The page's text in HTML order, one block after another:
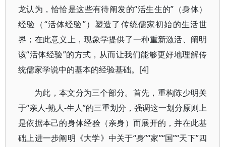
龙认为，恰恰是这些有待阐发的“活生生的”（身体）
经验（“活体经验”）塑造了传统儒家初始的生活世
界；在此意义上，现象学提供了一种重新激活、阐明
该“活体经验”的方式，从而让我们能够更好地理解传
统儒家学说中的基本的经验基础。[4]
为此，本文分为三个部分。首先，重构陈少明关
于“亲人-熟人-生人”的三重划分，强调这一划分原则上
是依据本己的身体经验（亲身）而展开的，并在此基
础上进一步阐明《大学》中关于“身”“家”“国”“天下”四